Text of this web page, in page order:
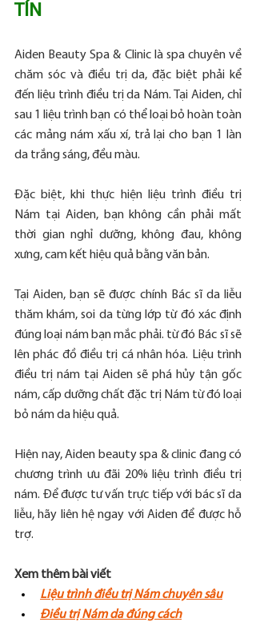
TÍN
Aiden Beauty Spa & Clinic là spa chuyên về
chăm sóc và điều trị da, đặc biệt phải kể
đến liệu trình điều trị da Nám. Tại Aiden, chỉ
sau 1 liệu trình bạn có thể loại bỏ hoàn toàn
các mảng nám xấu xí, trả lại cho bạn 1 làn
da trắng sáng, đều màu.
Đặc biệt, khi thực hiện liệu trình điều trị
Nám tại Aiden, bạn không cần phải mất
thời gian nghỉ dưỡng, không đau, không
xưng, cam kết hiệu quả bằng văn bản.
Tại Aiden, bạn sẽ được chính Bác sĩ da liễu
thăm khám, soi da từng lớp từ đó xác định
đúng loại nám bạn mắc phải. từ đó Bác sĩ sẽ
lên phác đồ điều trị cá nhân hóa. Liệu trình
điều trị nám tại Aiden sẽ phá hủy tận gốc
nám, cấp dưỡng chất đặc trị Nám từ đó loại
bỏ nám da hiệu quả.
Hiện nay, Aiden beauty spa & clinic đang có
chương trình ưu đãi 20% liệu trình điều trị
nám. Để được tư vấn trực tiếp với bác sĩ da
liễu, hãy liên hệ ngay với Aiden để được hỗ
trợ.
Xem thêm bài viết
Liệu trình điều trị Nám chuyên sâu
Điều trị Nám da đúng cách